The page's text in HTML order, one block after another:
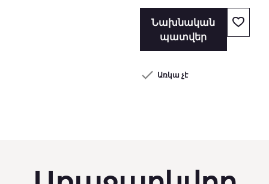
Նախնական
պատվեր
Առկա չէ